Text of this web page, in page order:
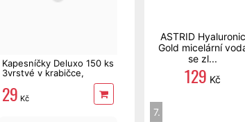
Kapesníčky Deluxo 150 ks
3vrstvé v krabičce,
29 Kč
ASTRID Hyaluronic
Gold micelární
se zl...
129 Kč
7.